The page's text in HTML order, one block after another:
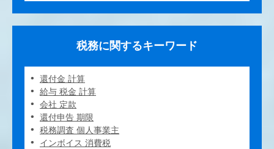
税務に関するキーワード
還付金 計算
給与 税金 計算
会社 定款
還付申告 期限
税務調査 個人事業主
インボイス 消費税